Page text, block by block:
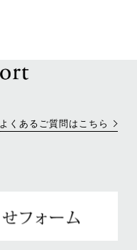
よくあるご質問はこちら